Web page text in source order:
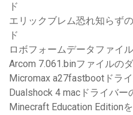
ド
エリックブレム恐れ知らず
ド
ロボフォームデータファイ
Arcom 7.061.binファイルの
Micromax a27fastbootドラ
Dualshock 4 macドライバー
Minecraft Education Edition